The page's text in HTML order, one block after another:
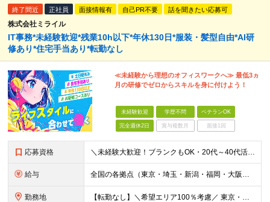
終了間近 正社員 面接情報有 自己PR不要 話を聞きたい応募可
株式会社ミライル
IT事務*未経験歓迎*残業10h以下*年休130日*服装・髪型自由*AI研
修あり*住宅手当あり*転勤なし
≪未経験から理想のオフィスワークへ≫ 最低3ヵ
月の研修でゼロからスキルを身に付けよう！
未経験歓迎 学歴不問 ベテランOK
完全週休2日 賞与複数月 面接1回
応募資格 ＼未経験大歓迎！ブランクもOK・20代～40代活躍中／ オフィスワーク初めての方もぜひご応募ください◎ ◆学歴不問 ◆未経験OK ◆既卒・第二新卒OK ～このような方にぴったりです～ ・安心の研修
給与 全国の各拠点（東京・埼玉・新潟・福岡・大阪）で募集中！ 給与は以下の通り、勤務地により異なります。 新潟勤務の場合 201,000円〜201,000円（試用期間変更なし）＋賞与 東京・埼玉勤務の場合
勤務地 【転勤なし】＼希望エリア100％考慮／ 東京・埼玉・新潟・福岡・大阪の各拠点 ※様々な企業の現場で、当社プロジェクトに加わり業務を行っていただきます。 ■新潟支店 〒950-0088 新潟県新潟市中